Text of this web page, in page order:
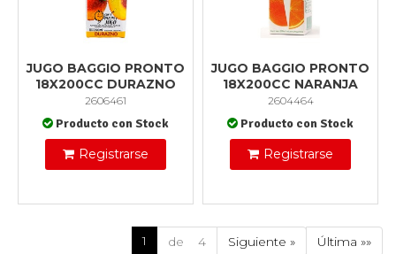
JUGO BAGGIO PRONTO
18X200CC DURAZNO
2606461
Producto con Stock
Registrarse
JUGO BAGGIO PRONTO
18X200CC NARANJA
2604464
Producto con Stock
Registrarse
1 de 4 Siguiente » Última »»